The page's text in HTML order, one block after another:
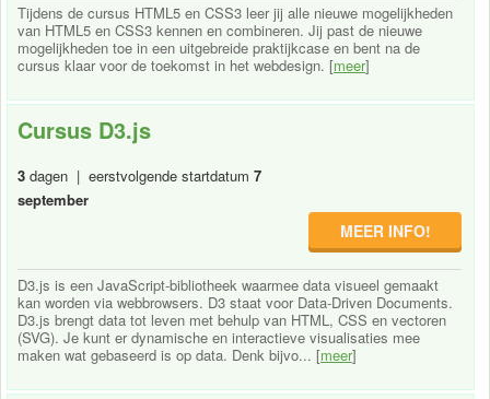
Tijdens de cursus HTML5 en CSS3 leer jij alle nieuwe mogelijkheden
van HTML5 en CSS3 kennen en combineren. Jij past de nieuwe
mogelijkheden toe in een uitgebreide praktijkcase en bent na de
cursus klaar voor de toekomst in het webdesign. [meer]
Cursus D3.js
3 dagen | eerstvolgende startdatum 7
september
MEER INFO!
D3.js is een JavaScript-bibliotheek waarmee data visueel gemaakt
kan worden via webbrowsers. D3 staat voor Data-Driven Documents.
D3.js brengt data tot leven met behulp van HTML, CSS en vectoren
(SVG). Je kunt er dynamische en interactieve visualisaties mee
maken wat gebaseerd is op data. Denk bijvo... [meer]